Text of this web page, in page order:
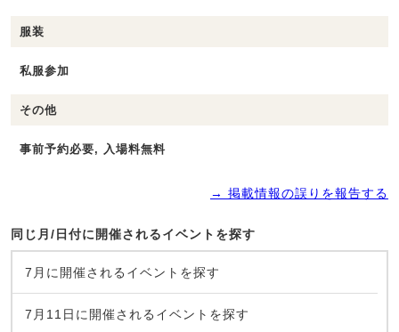
服装
私服参加
その他
事前予約必要, 入場料無料
→ 掲載情報の誤りを報告する
同じ月/日付に開催されるイベントを探す
7月に開催されるイベントを探す
7月11日に開催されるイベントを探す